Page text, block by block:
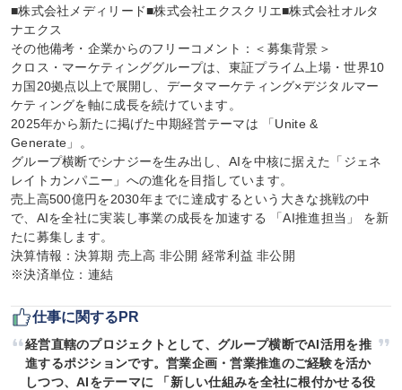
■株式会社メディリード■株式会社エクスクリエ■株式会社オルタ
ナエクス
その他備考・企業からのフリーコメント：＜募集背景＞
クロス・マーケティンググループは、東証プライム上場・世界10
カ国20拠点以上で展開し、データマーケティング×デジタルマー
ケティングを軸に成長を続けています。
2025年から新たに掲げた中期経営テーマは 「Unite &
Generate」。
グループ横断でシナジーを生み出し、AIを中核に据えた「ジェネ
レイトカンパニー」への進化を目指しています。
売上高500億円を2030年までに達成するという大きな挑戦の中
で、AIを全社に実装し事業の成長を加速する 「AI推進担当」 を新
たに募集します。
決算情報：決算期 売上高 非公開 経常利益 非公開
※決済単位：連結
仕事に関するPR
経営直轄のプロジェクトとして、グループ横断でAI活用を推
進するポジションです。営業企画・営業推進のご経験を活か
しつつ、AIをテーマに 「新しい仕組みを全社に根付かせる役